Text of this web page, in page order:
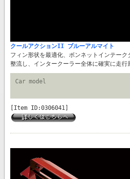
クールアクションII ブルーアルマイト
フィン形状を最適化、ボンネットインテー
整流し、インタークーラー全体に確実に走行
Car model
[Item ID:0306041]